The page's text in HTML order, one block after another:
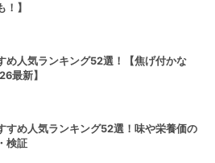
】
め人気ランキング52選！【焦げ付かな
最新】
すめ人気ランキング52選！味や栄養価の
検証